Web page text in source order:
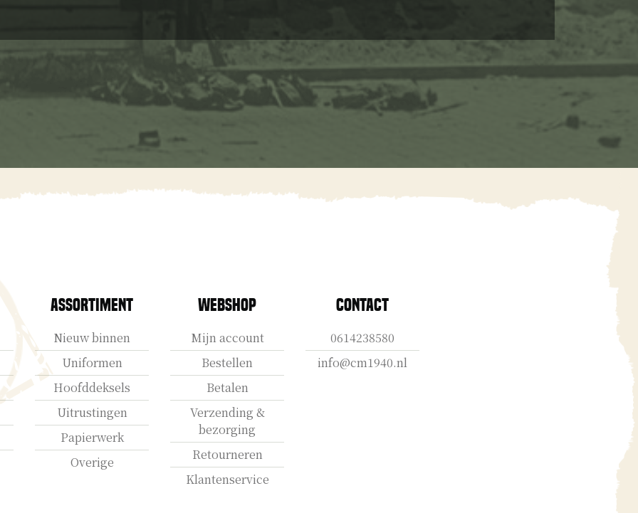
Assortiment
Nieuw binnen
Uniformen
Hoofddeksels
Uitrustingen
Papierwerk
Overige
Webshop
Mijn account
Bestellen
Betalen
Verzending &
bezorging
Retourneren
Klantenservice
Contact
0614238580
info@cm1940.nl